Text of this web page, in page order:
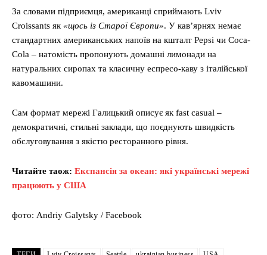
За словами підприємця, американці сприймають Lviv
Croissants як«щось із Старої Європи». У кав’ярнях немає
стандартних американських напоїв на кшталт Pepsi чи Coca-
Cola – натомість пропонують домашні лимонади на
натуральних сиропах та класичну еспресо-каву з італійської
кавомашини.
Сам формат мережі Галицький описує як fast casual –
демократичні, стильні заклади, що поєднують швидкість
обслуговування з якістю ресторанного рівня.
Читайте таож: Експансія за океан: які українські мережі
працюють у США
фото: Andriy Galytsky / Facebook